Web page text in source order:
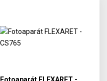
Fotoaparát FLEXARET -